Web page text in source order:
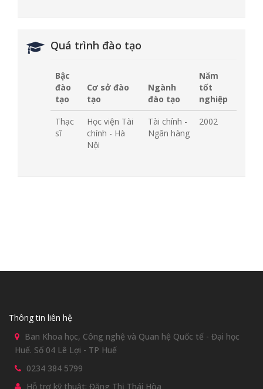
Quá trình đào tạo
Bậc
đào
tạo
Cơ sở đào
tạo
Ngành
đào tạo
Năm
tốt
nghiệp
Thạc
sĩ
Học viện Tài
chính - Hà
Nội
Tài chính -
Ngân hàng
2002
Thông tin liên hệ
Ban Khoa học, Công nghệ và Quan hệ Quốc tế - Đại học
Huế. Số 04 Lê Lợi - TP Huế
0234 384 5799
Hỗ trợ kỹ thuật: Đặng Thị Thái Hòa